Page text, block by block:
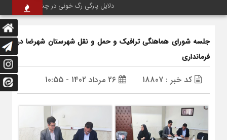
دلایل پارگی رگ خونی در چشم/ چه موقع باید
جلسه شورای هماهنگی ترافیک و حمل و نقل شهرستان شهرضا در
فرمانداری
کد خبر : 18807